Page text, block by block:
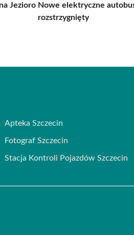
Jezioro Nowe elektryczne
rozstrzygnięty
Apteka Szczecin
Fotograf Szczecin
Stacja Kontroli Pojazdów Szczecin